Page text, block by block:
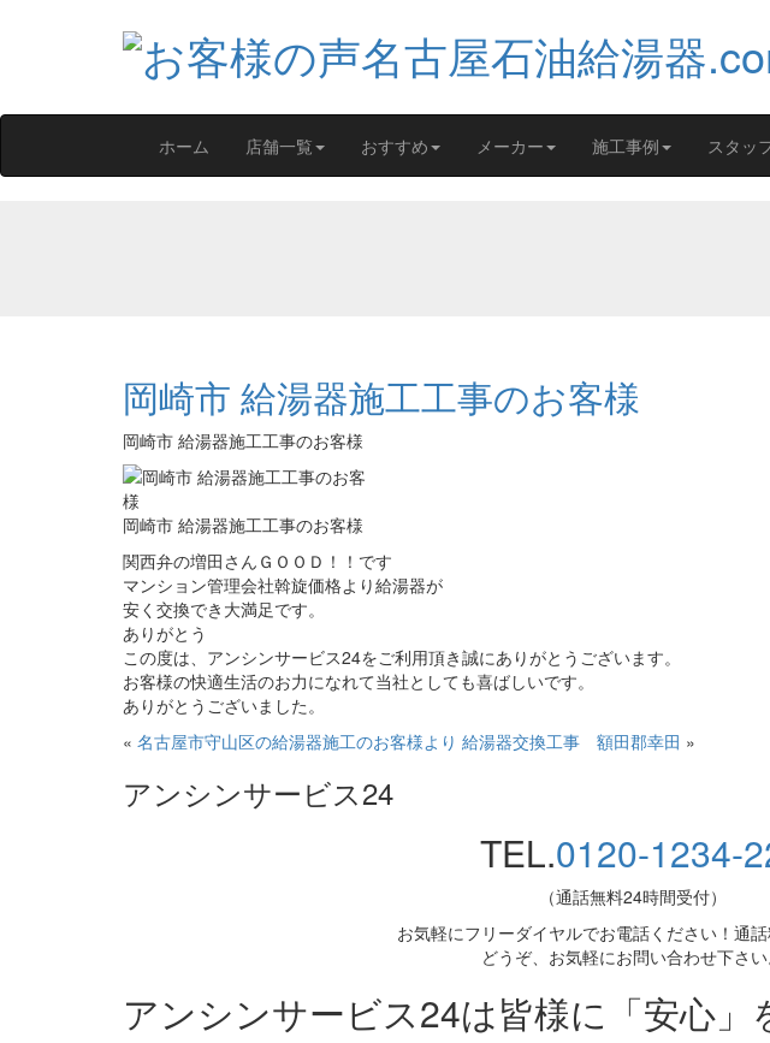
ホーム 店舗一覧 おすすめ メーカー 施工事例 スタッ
岡崎市 給湯器施工工事のお客様
岡崎市 給湯器施工工事のお客様
岡崎市 給湯器施工工事のお客様
関西弁の増田さんＧＯＯＤ！！です
マンション管理会社斡旋価格より給湯器が
安く交換でき大満足です。
ありがとう
この度は、アンシンサービス24をご利用頂き誠にありがとうございます。
お客様の快適生活のお力になれて当社としても喜ばしいです。
ありがとうございました。
« 名古屋市守山区の給湯器施工のお客様より 給湯器交換工事 額田郡幸田 »
アンシンサービス24
TEL.0120-1234-
（通話無料24時間受付）
お気軽にフリーダイヤルでお電話ください！通話
どうぞ、お気軽にお問い合わせ下さい
アンシンサービス24は皆様に「安心」